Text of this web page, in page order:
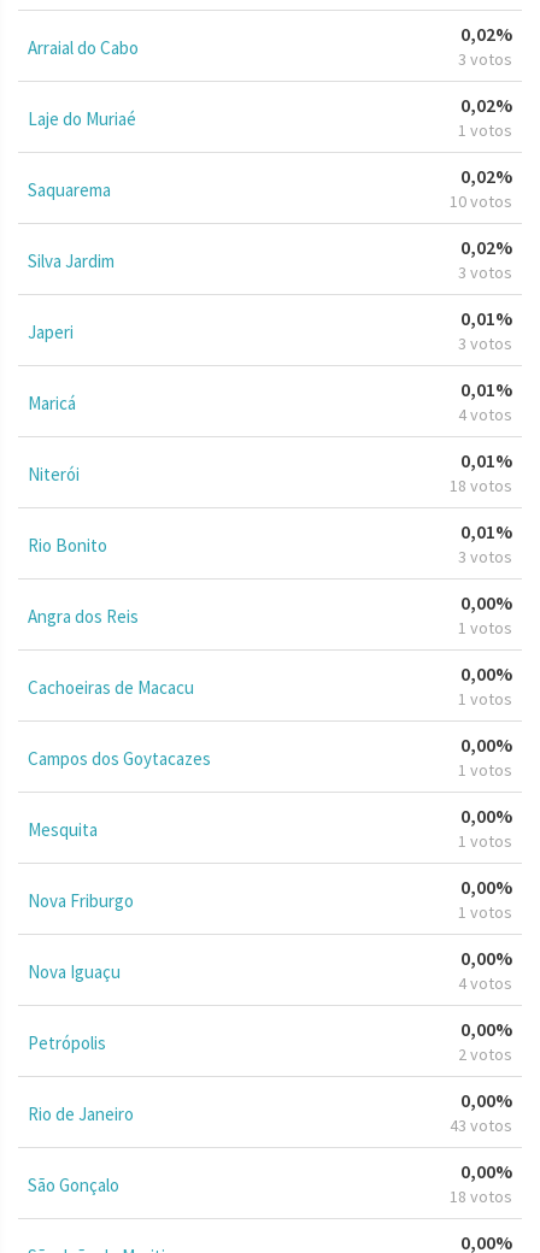
Arraial do Cabo
0,02%
3 votos
Laje do Muriaé
0,02%
1 votos
Saquarema
0,02%
10 votos
Silva Jardim
0,02%
3 votos
Japeri
0,01%
3 votos
Maricá
0,01%
4 votos
Niterói
0,01%
18 votos
Rio Bonito
0,01%
3 votos
Angra dos Reis
0,00%
1 votos
Cachoeiras de Macacu
0,00%
1 votos
Campos dos Goytacazes
0,00%
1 votos
Mesquita
0,00%
1 votos
Nova Friburgo
0,00%
1 votos
Nova Iguaçu
0,00%
4 votos
Petrópolis
0,00%
2 votos
Rio de Janeiro
0,00%
43 votos
São Gonçalo
0,00%
18 votos
0,00%